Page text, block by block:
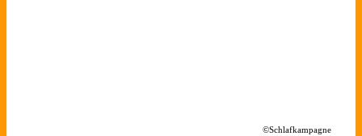
©Schlafkampagne